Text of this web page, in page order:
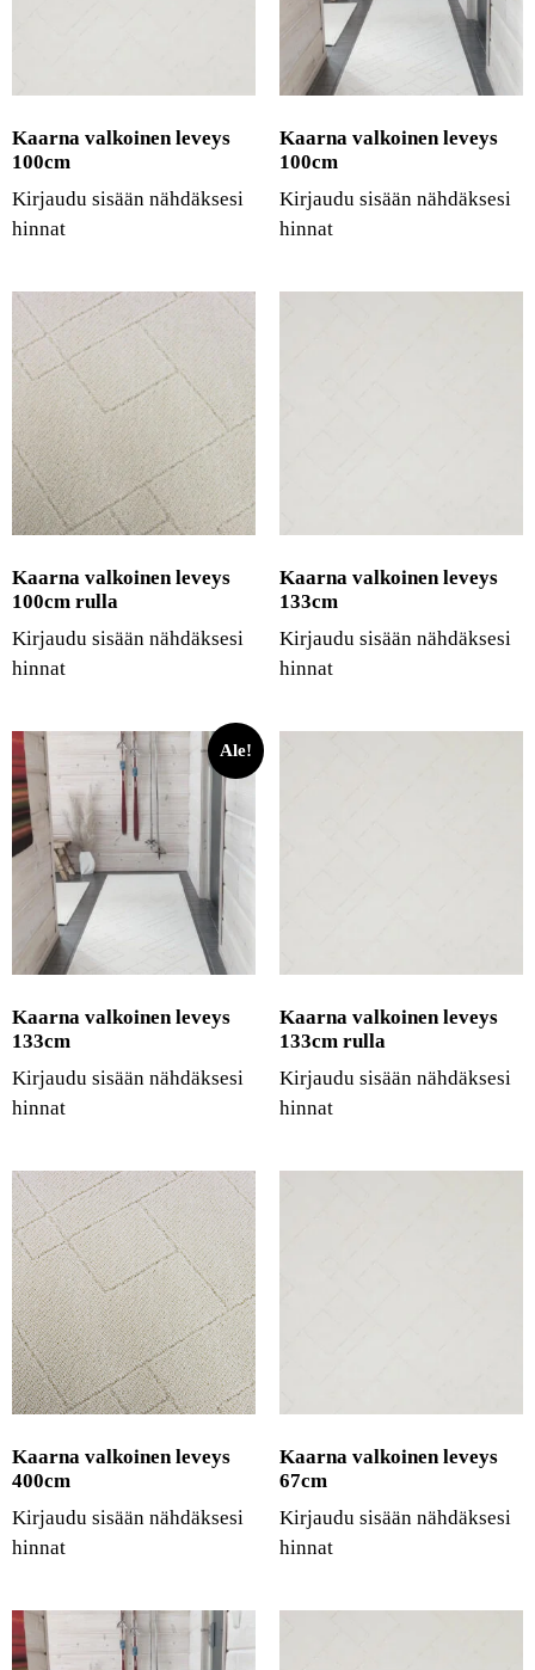
Kaarna valkoinen leveys
100cm
Kirjaudu sisään nähdäksesi
hinnat
Kaarna valkoinen leveys
100cm
Kirjaudu sisään nähdäksesi
hinnat
Kaarna valkoinen leveys
100cm rulla
Kirjaudu sisään nähdäksesi
hinnat
Kaarna valkoinen leveys
133cm
Kirjaudu sisään nähdäksesi
hinnat
Ale!
Kaarna valkoinen leveys
133cm
Kirjaudu sisään nähdäksesi
hinnat
Kaarna valkoinen leveys
133cm rulla
Kirjaudu sisään nähdäksesi
hinnat
Kaarna valkoinen leveys
400cm
Kirjaudu sisään nähdäksesi
hinnat
Kaarna valkoinen leveys
67cm
Kirjaudu sisään nähdäksesi
hinnat